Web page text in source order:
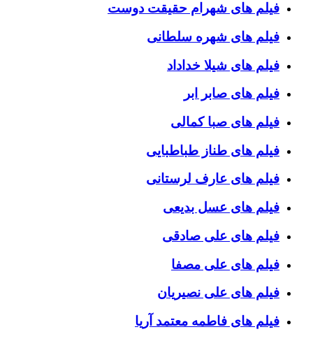
فیلم های شهرام حقیقت دوست
فیلم های شهره سلطانی
فیلم های شیلا خداداد
فیلم های صابر ابر
فیلم های صبا کمالی
فیلم های طناز طباطبایی
فیلم های عارف لرستانی
فیلم های عسل بدیعی
فیلم های علی صادقی
فیلم های علی مصفا
فیلم های علی نصیریان
فیلم های فاطمه معتمد آریا